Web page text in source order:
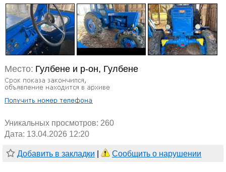
Место: Гулбене и р-он, Гулбене
Уникальных просмотров: 260
Дата: 13.04.2026 12:20
Добавить в закладки Сообщить о нарушении